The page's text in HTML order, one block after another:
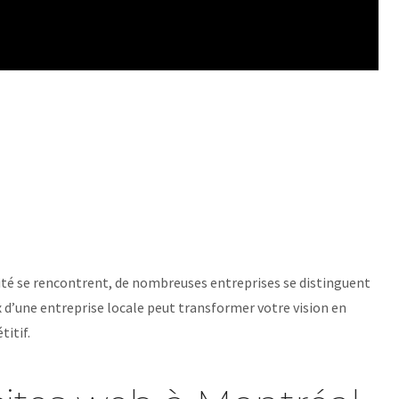
se rencontrent, de nombreuses entreprises se distinguent
d’une entreprise locale peut transformer votre vision en